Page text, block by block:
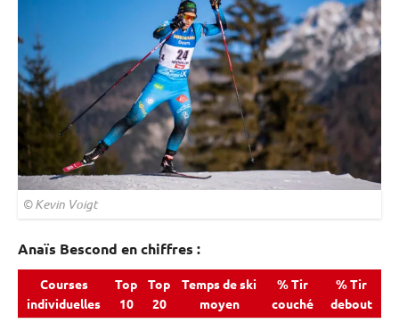
© Kevin Voigt
Anaïs Bescond en chiffres :
Courses
individuelles
Top
10
Top
20
Temps de ski
moyen
% Tir
couché
% Tir
debout